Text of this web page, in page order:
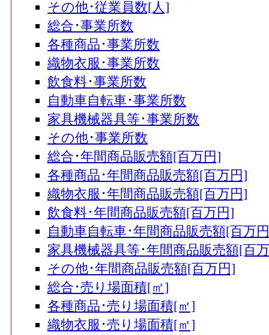
その他･従業員数[人]
総合･事業所数
各種商品･事業所数
織物衣服･事業所数
飲食料･事業所数
自動車自転車･事業所数
家具機械器具等･事業所数
その他･事業所数
総合･年間商品販売額[百万円]
各種商品･年間商品販売額[百万円]
織物衣服･年間商品販売額[百万円]
飲食料･年間商品販売額[百万円]
自動車自転車･年間商品販売額[百万
家具機械器具等･年間商品販売額[百
その他･年間商品販売額[百万円]
総合･売り場面積[㎡]
各種商品･売り場面積[㎡]
織物衣服･売り場面積[㎡]